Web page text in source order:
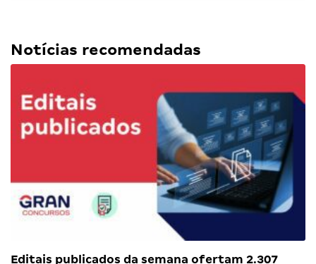
Notícias recomendadas
Editais publicados da semana ofertam 2.307